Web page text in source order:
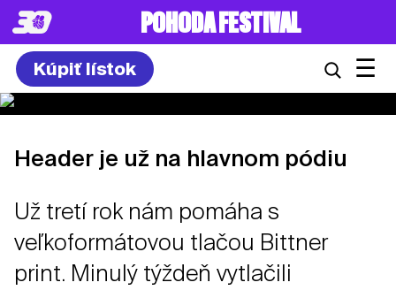
POHODA FESTIVAL
Kúpiť lístok ☰
Header je už na hlavnom pódiu
Už tretí rok nám pomáha s
veľkoformátovou tlačou Bittner
print. Minulý týždeň vytlačili